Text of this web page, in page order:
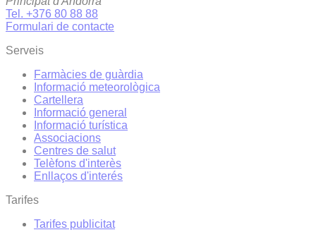
Tel. +376 80 88 88
Formulari de contacte
Serveis
Farmàcies de guàrdia
Informació meteorològica
Cartellera
Informació general
Informació turística
Associacions
Centres de salut
Telèfons d'interès
Enllaços d'interés
Tarifes
Tarifes publicitat